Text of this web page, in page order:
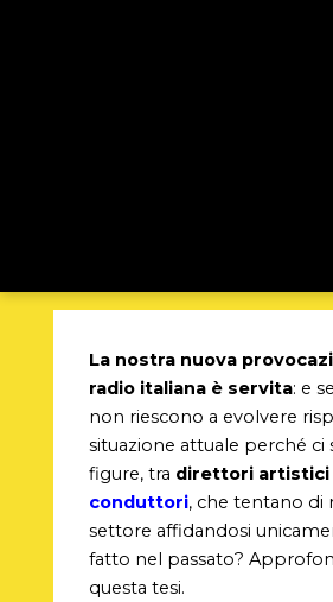
La nostra nuova
radio italiana è servita: e
non riescono a evolvere
situazione attuale perché
figure, tra direttori artistici
conduttori, che tentano di
settore affidandosi
fatto nel passato?
questa tesi.